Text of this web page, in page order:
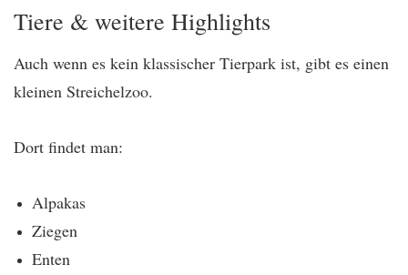
Tiere & weitere Highlights
Auch wenn es kein klassischer Tierpark ist, gibt es einen
kleinen Streichelzoo.
Dort findet man:
Alpakas
Ziegen
Enten